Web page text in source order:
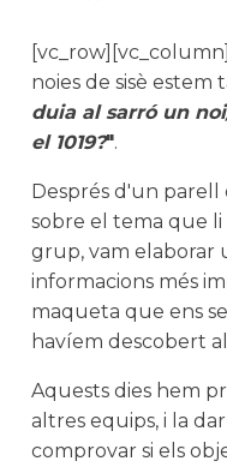
noies de sisè
duia al sarró un
el 1019?".
Després d'un parell
sobre el tema que li
grup, vam elaborar
informacions més
maqueta que ens
havíem descobert
Aquests dies hem
altres equips, i la
comprovar si els